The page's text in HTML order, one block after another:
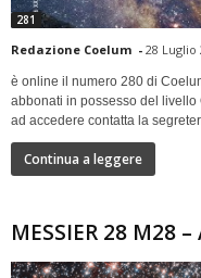
281
Redazione Coelum - 28 Luglio
è online il numero 280 di
abbonati in possesso del livello
ad accedere contatta la
Continua a leggere
MESSIER 28 M28